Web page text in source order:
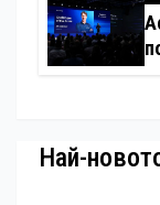
Най-